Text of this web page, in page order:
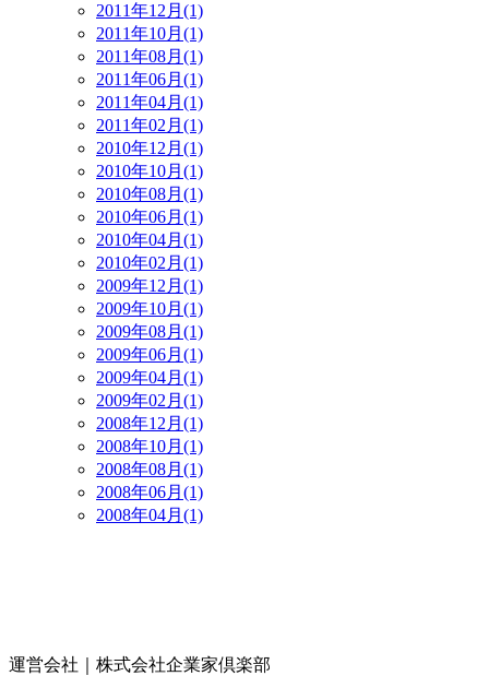
2011年12月(1)
2011年10月(1)
2011年08月(1)
2011年06月(1)
2011年04月(1)
2011年02月(1)
2010年12月(1)
2010年10月(1)
2010年08月(1)
2010年06月(1)
2010年04月(1)
2010年02月(1)
2009年12月(1)
2009年10月(1)
2009年08月(1)
2009年06月(1)
2009年04月(1)
2009年02月(1)
2008年12月(1)
2008年10月(1)
2008年08月(1)
2008年06月(1)
2008年04月(1)
運営会社｜ 株式会社企業家倶楽部